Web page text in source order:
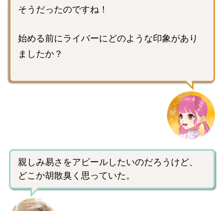
そうだったのですね！
始める前にライバーにどのような印象があり
ましたか？
親しみ易さをアピールしたいのだろうけど、
どこか胡散臭く思っていた。